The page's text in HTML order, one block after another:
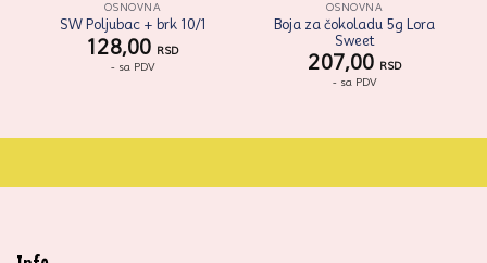
OSNOVNA
SW Poljubac + brk 10/1
128,00 RSD
- sa PDV
OSNOVNA
Boja za čokoladu 5g Lora
Sweet
207,00 RSD
- sa PDV